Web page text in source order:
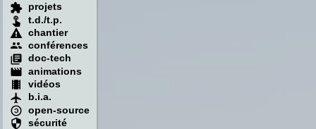
projets
t.d./t.p.
chantier
conférences
doc-tech
animations
vidéos
b.i.a.
open-source
sécurité